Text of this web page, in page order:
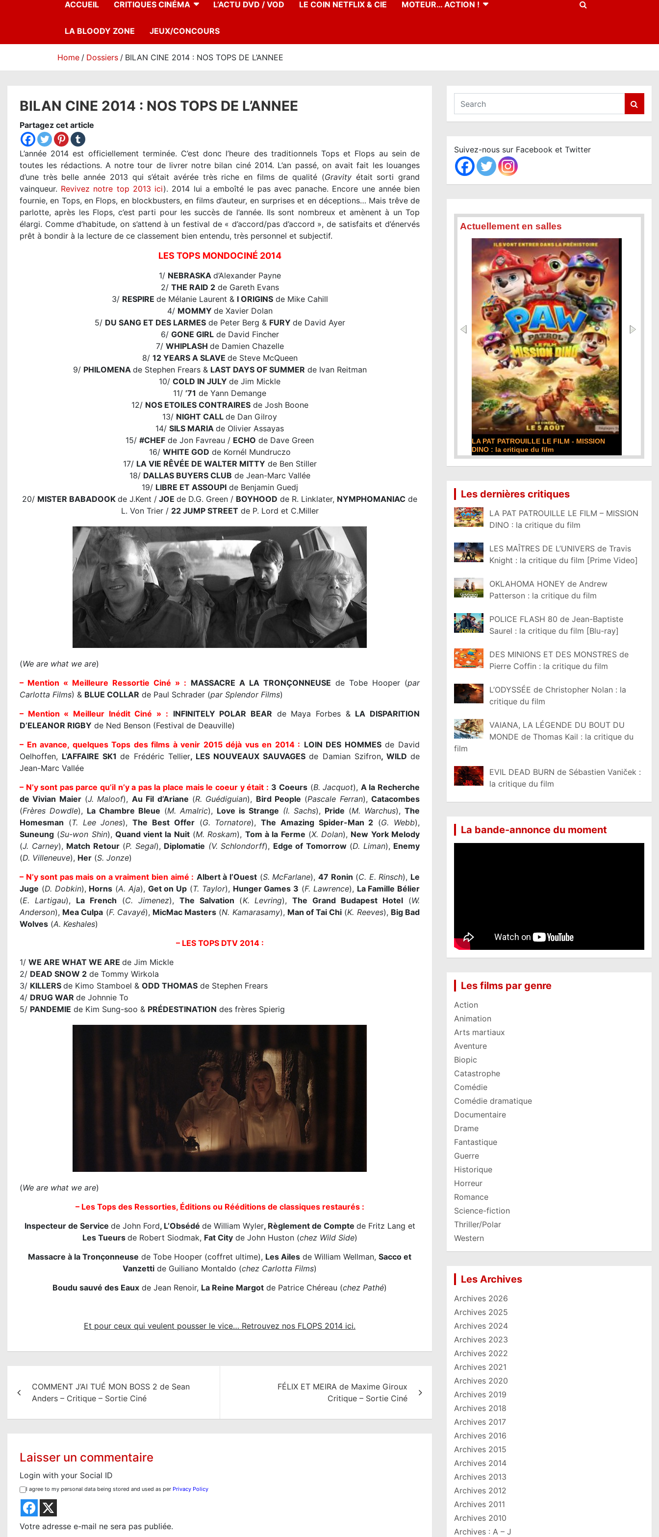
ACCUEIL CRITIQUES CINÉMA L’ACTU DVD / VOD LE COIN NETFLIX & CIE MOTEUR… ACTION !
LA BLOODY ZONE JEUX/CONCOURS
Home Dossiers BILAN CINE 2014 : NOS TOPS DE L’ANNEE
BILAN CINE 2014 : NOS TOPS DE L’ANNEE
Partagez cet article
L’année 2014 est officiellement terminée. C’est donc l’heure des traditionnels Tops et Flops au sein de
toutes les rédactions. A notre tour de livrer notre bilan ciné 2014. L’an passé, on avait fait les louanges
d’une très belle année 2013 qui s’était avérée très riche en films de qualité (Gravityétait sorti grand
vainqueur. Revivez notre top 2013 ici). 2014 lui a emboîté le pas avec panache. Encore une année bien
fournie, en Tops, en Flops, en blockbusters, en films d’auteur, en surprises et en déceptions… Mais trêve de
parlotte, après les Flops, c’est parti pour les succès de l’année. Ils sont nombreux et amènent à un Top
élargi. Comme d’habitude, on s’attend à un festival de « d’accord/pas d’accord », de satisfaits et d’énervés
prêt à bondir à la lecture de ce classement bien entendu, très personnel et subjectif.
LES TOPS MONDOCINÉ 2014
1/ NEBRASKA d’Alexander Payne
2/ THE RAID 2de Gareth Evans
3/ RESPIRE de Mélanie Laurent & I ORIGINSde Mike Cahill
4/ MOMMY de Xavier Dolan
5/ DU SANG ET DES LARMESde Peter Berg & FURY de David Ayer
6/ GONE GIRLde David Fincher
7/ WHIPLASH de Damien Chazelle
8/ 12 YEARS A SLAVE de Steve McQueen
9/ PHILOMENA de Stephen Frears & LAST DAYS OF SUMMER de Ivan Reitman
10/ COLD IN JULY de Jim Mickle
11/ ’71 de Yann Demange
12/ NOS ETOILES CONTRAIRESde Josh Boone
13/ NIGHT CALL de Dan Gilroy
14/ SILS MARIA de Olivier Assayas
15/ #CHEF de Jon Favreau / ECHO de Dave Green
16/ WHITE GOD de Kornél Mundruczo
17/ LA VIE RÊVÉE DE WALTER MITTY de Ben Stiller
18/ DALLAS BUYERS CLUB de Jean-Marc Vallée
19/ LIBRE ET ASSOUPIde Benjamin Guedj
20/ MISTER BABADOOK de J.Kent / JOE de D.G. Green / BOYHOOD de R. Linklater, NYMPHOMANIAC de
L. Von Trier / 22 JUMP STREETde P. Lord et C.Miller
(We are what we are)
– Mention « Meilleure Ressortie Ciné » : MASSACRE A LA TRONÇONNEUSE de Tobe Hooper (par
Carlotta Films) & BLUE COLLAR de Paul Schrader (par Splendor Films)
– Mention « Meilleur Inédit Ciné » : INFINITELY POLAR BEAR de Maya Forbes & LA DISPARITION
D’ELEANOR RIGBY de Ned Benson (Festival de Deauville)
– En avance, quelques Tops des films à venir 2015 déjà vus en 2014 : LOIN DES HOMMESde David
Oelhoffen, L’AFFAIRE SK1de Frédéric Tellier,LES NOUVEAUX SAUVAGESde Damian Szifron, WILDde
Jean-Marc Vallée
– N’y sont pas parce qu’il n’y a pas la place mais le coeur y était : 3 Coeurs(B. Jacquot), A la Recherche
de Vivian Maier(J. Maloof), Au Fil d’Ariane (R. Guédiguian), Bird People (Pascale Ferran),Catacombes
(Frères Dowdle), La Chambre Bleue (M. Amalric), Love is Strange (I. Sachs), Pride (M. Warchus), The
Homesman (T. Lee Jones),The Best Offer(G. Tornatore),The Amazing Spider-Man 2 (G. Webb),
Suneung (Su-won Shin), Quand vient la Nuit(M. Roskam), Tom à la Ferme (X. Dolan), New York Melody
(J. Carney), Match Retour(P. Segal), Diplomatie (V. Schlondorff), Edge of Tomorrow(D. Liman), Enemy
(D. Villeneuve), Her (S. Jonze)
– N’y sont pas mais on a vraiment bien aimé : Albert à l’Ouest (S. McFarlane), 47 Ronin (C. E. Rinsch), Le
Juge (D. Dobkin), Horns (A. Aja), Get on Up (T. Taylor), Hunger Games 3 (F. Lawrence), La Famille Bélier
(E. Lartigau), La French (C. Jimenez), The Salvation (K. Levring),The Grand Budapest Hotel (W.
Anderson), Mea Culpa (F. Cavayé), MicMac Masters (N. Kamarasamy), Man of Tai Chi (K. Reeves), Big Bad
Wolves (A. Keshales)
– LES TOPS DTV 2014 :
1/ WE ARE WHAT WE ARE de Jim Mickle
2/ DEAD SNOW 2 de Tommy Wirkola
3/ KILLERS de Kimo Stamboel & ODD THOMAS de Stephen Frears
4/ DRUG WAR de Johnnie To
5/ PANDEMIE de Kim Sung-soo & PRÉDESTINATION des frères Spierig
(We are what we are)
– Les Tops des Ressorties, Éditions ou Rééditions de classiques restaurés :
Inspecteur de Service de John Ford, L’Obsédé de William Wyler, Règlement de Compte de Fritz Lang et
Les Tueurs de Robert Siodmak, Fat Cityde John Huston (chez Wild Side)
Massacre à la Tronçonneuse de Tobe Hooper (coffret ultime), Les Ailes de William Wellman, Sacco et
Vanzetti de Guiliano Montaldo (chez Carlotta Films)
Boudu sauvé des Eaux de Jean Renoir, La Reine Margot de Patrice Chéreau (chez Pathé)
Et pour ceux qui veulent pousser le vice… Retrouvez nos FLOPS 2014 ici.
COMMENT J’AI TUÉ MON BOSS 2 de Sean
Anders – Critique – Sortie Ciné
FÉLIX ET MEIRA de Maxime Giroux
Critique – Sortie Ciné
Laisser un commentaire
Login with your Social ID
I agree to my personal data being stored and used as per Privacy Policy
Votre adresse e-mail ne sera pas publiée.
a
c
h
Suivez-nous sur Facebook et Twitter
Actuellement en salles
LA PAT PATROUILLE LE FILM - MISSION
DINO : la critique du film
Les dernières critiques
LA PAT PATROUILLE LE FILM – MISSION
DINO : la critique du film
LES MAÎTRES DE L’UNIVERS de Travis
Knight : la critique du film [Prime Video]
OKLAHOMA HONEY de Andrew
Patterson : la critique du film
POLICE FLASH 80 de Jean-Baptiste
Saurel : la critique du film [Blu-ray]
DES MINIONS ET DES MONSTRES de
Pierre Coffin : la critique du film
L’ODYSSÉE de Christopher Nolan : la
critique du film
VAIANA, LA LÉGENDE DU BOUT DU
MONDE de Thomas Kail : la critique du
film
EVIL DEAD BURN de Sébastien Vaniček :
la critique du film
La bande-annonce du moment
Les films par genre
Action
Animation
Arts martiaux
Aventure
Biopic
Catastrophe
Comédie
Comédie dramatique
Documentaire
Drame
Fantastique
Guerre
Historique
Horreur
Romance
Science-fiction
Thriller/Polar
Western
Les Archives
Archives 2026
Archives 2025
Archives 2024
Archives 2023
Archives 2022
Archives 2021
Archives 2020
Archives 2019
Archives 2018
Archives 2017
Archives 2016
Archives 2015
Archives 2014
Archives 2013
Archives 2012
Archives 2011
Archives 2010
Archives : A – J